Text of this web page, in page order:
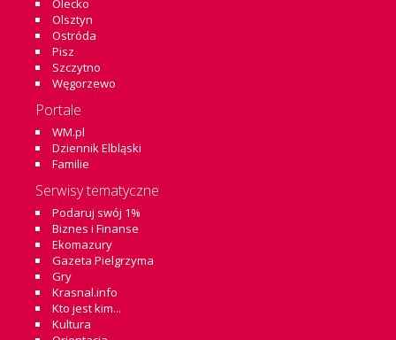
Olecko
Olsztyn
Ostróda
Pisz
Szczytno
Węgorzewo
Portale
WM.pl
Dziennik Elbląski
Familie
Serwisy tematyczne
Podaruj swój 1%
Biznes i Finanse
Ekomazury
Gazeta Pielgrzyma
Gry
Krasnal.info
Kto jest kim...
Kultura